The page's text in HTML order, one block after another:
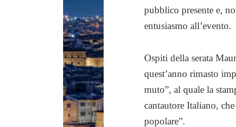
pubblico presente e,
entusiasmo all’evento.
Ospiti della serata
quest’anno rimasto
muto”, al quale la
cantautore Italiano,
popolare”.